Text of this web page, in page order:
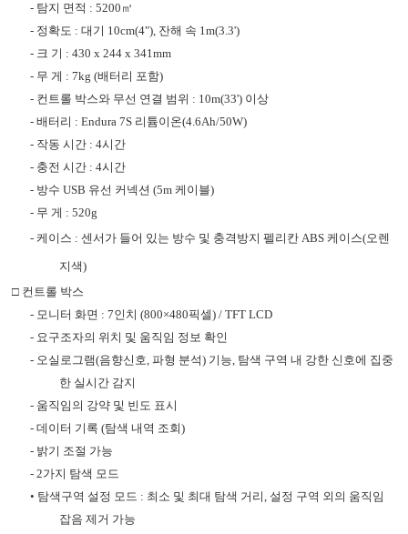
- 탐지 면적 : 5200 ㎥
- 정확도 :대기 10cm(4"), 잔해 속 1m(3.3')
- 크 기 : 430 x 244 x 341mm
- 무 게 : 7kg (배터리 포함)
- 컨트롤 박스와 무선 연결 범위 : 10m(33') 이상
-배터리 : Endura 7S 리튬이온(4.6Ah/50W)
- 작동 시간 : 4시간
- 충전 시간 : 4시간
- 방수USB 유선 커넥션(5m케이블)
- 무 게 : 520g
-케이스 :센서가 들어 있는 방수 및 충격방지 펠리칸ABS케이스(오렌
지색)
□ 컨트롤 박스
- 모니터 화면 : 7인치(800×480픽셀) / TFT LCD
- 요구조자의 위치 및 움직임 정보 확인
- 오실로그램(음향신호,파형 분석) 기능, 탐색 구역 내 강한 신호에 집중
한 실시간 감지
- 움직임의 강약 및 빈도 표시
-데이터 기록(탐색 내역 조회)
- 밝기 조절 가능
- 2가지 탐색 모드
• 탐색구역 설정 모드 : 최소 및 최대 탐색 거리,설정 구역 외의 움직임
잡음 제거 가능